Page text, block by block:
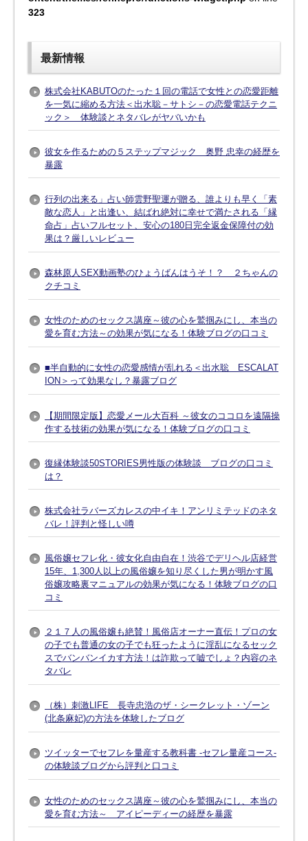
323
最新情報
株式会社KABUTOのたった１回の電話で女性との恋愛距離
を一気に縮める方法＜出水聡－サトシ－の恋愛電話テクニ
ック＞ 体験談とネタバレがヤバいかも
彼女を作るための５ステップマジック 奥野 忠幸の経歴を
暴露
行列の出来る」占い師雲野聖運が贈る、誰よりも早く「素
敵な恋人」と出逢い、結ばれ絶対に幸せで満たされる「縁
命占」占いフルセット、安心の180日完全返金保障付の効
果は？厳しいレビュー
森林原人SEX動画塾のひょうばんはうそ！？ ２ちゃんの
クチコミ
女性のためのセックス講座～彼の心を鷲掴みにし、本当の
愛を育む方法～の効果が気になる！体験ブログの口コミ
■半自動的に女性の恋愛感情が乱れる＜出水聡 ESCALAT
ION＞って効果なし？暴露ブログ
【期間限定版】恋愛メール大百科 ～彼女のココロを遠隔操
作する技術の効果が気になる！体験ブログの口コミ
復縁体験談50STORIES男性版の体験談 ブログの口コミ
は？
株式会社ラバーズカレスの中イキ！アンリミテッドのネタ
バレ！評判と怪しい噂
風俗嬢セフレ化・彼女化自由自在！渋谷でデリヘル店経営
15年、1,300人以上の風俗嬢を知り尽くした男が明かす風
俗嬢攻略裏マニュアルの効果が気になる！体験ブログの口
コミ
２１７人の風俗嬢も絶賛！風俗店オーナー直伝！プロの女
の子でも普通の女の子でも狂ったように淫乱になるセック
スでバンバンイカす方法！は詐欺って嘘でしょ？内容のネ
タバレ
（株）刺激LIFE 長寺忠浩のザ・シークレット・ゾーン
(北条麻妃)の方法を体験したブログ
ツイッターでセフレを量産する教科書 -セフレ量産コース-
の体験談ブログから評判と口コミ
女性のためのセックス講座～彼の心を鷲掴みにし、本当の
愛を育む方法～ アイピーディーの経歴を暴露